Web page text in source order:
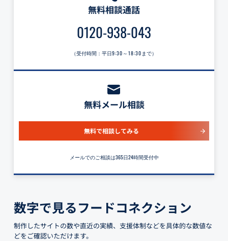
無料相談通話
0120-938-043
（受付時間：平日9:30～18:30 まで）
無料メール相談
無料で相談してみる
メールでのご相談は365日24時間受付中
数字で見るフードコネクション
制作したサイトの数や直近の実績、支援体制などを具体的な数値な
どをご確認いただけます。